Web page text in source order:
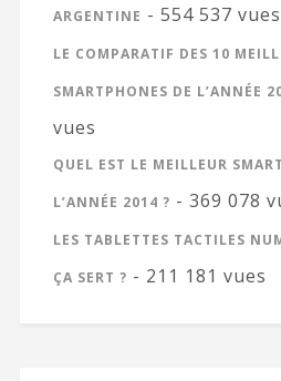
ARGENTINE - 554 537 vues
LE COMPARATIF DES 10
SMARTPHONES DE L’ANNÉE
vues
QUEL EST LE MEILLEUR
L’ANNÉE 2014 ? - 369 078
LES TABLETTES TACTILES
ÇA SERT ? - 211 181 vues